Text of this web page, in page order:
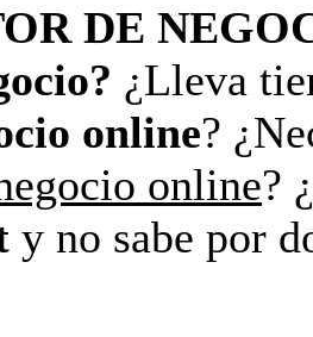
DE
¿Lleva
online?
online?
y no sabe por